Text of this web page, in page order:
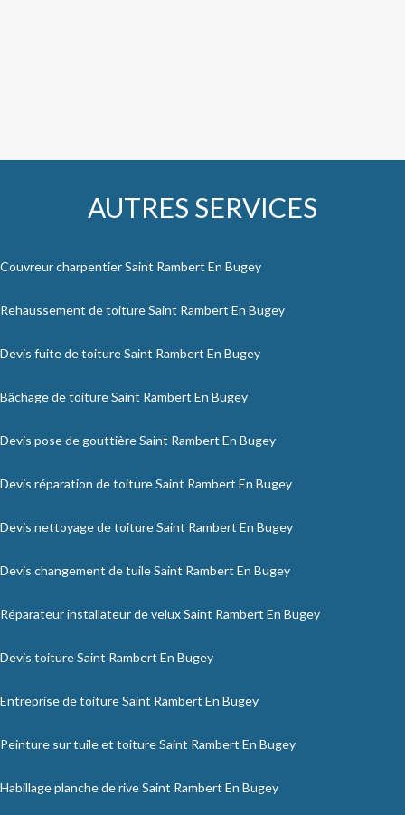
AUTRES SERVICES
Couvreur charpentier Saint Rambert En Bugey
Rehaussement de toiture Saint Rambert En Bugey
Devis fuite de toiture Saint Rambert En Bugey
Bâchage de toiture Saint Rambert En Bugey
Devis pose de gouttière Saint Rambert En Bugey
Devis réparation de toiture Saint Rambert En Bugey
Devis nettoyage de toiture Saint Rambert En Bugey
Devis changement de tuile Saint Rambert En Bugey
Réparateur installateur de velux Saint Rambert En Bugey
Devis toiture Saint Rambert En Bugey
Entreprise de toiture Saint Rambert En Bugey
Peinture sur tuile et toiture Saint Rambert En Bugey
Habillage planche de rive Saint Rambert En Bugey